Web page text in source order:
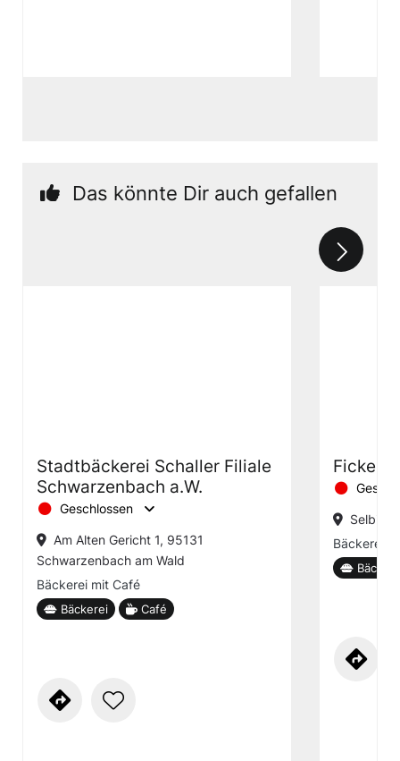
Das könnte Dir auch gefallen
Stadtbäckerei Schaller Filiale
Schwarzenbach a.W.
Geschlossen
Am Alten Gericht 1, 95131
Schwarzenbach am Wald
Bäckerei mit Café
Bäckerei Café
Bäckerei